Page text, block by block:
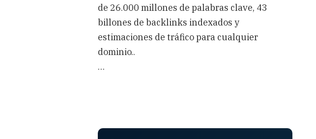
de 26.000 millones de palabras clave, 43
billones de backlinks indexados y
estimaciones de tráfico para cualquier
dominio..
…